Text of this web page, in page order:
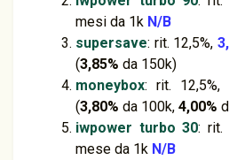
mesi da 1k N/B
supersave: rit. 12,5%,
(3,85% da 150k)
moneybox: rit. 12,5%,
(3,80% da 100k, 4,00%
iwpower turbo 30: rit.
mese da 1k N/B